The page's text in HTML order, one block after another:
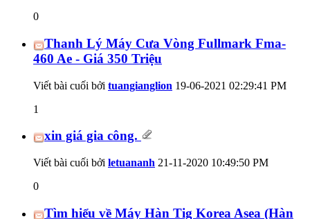
0
Thanh Lý Máy Cưa Vòng Fullmark Fma-
460 Ae - Giá 350 Triệu
Viết bài cuối bởi tuangianglion 19-06-2021 02:29:41 PM
1
xin giá gia công.
Viết bài cuối bởi letuananh 21-11-2020 10:49:50 PM
0
Tìm hiểu về Máy Hàn Tig Korea Asea (Hàn